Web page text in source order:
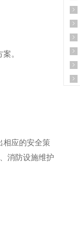
。
相应的安全策
消防设施维护